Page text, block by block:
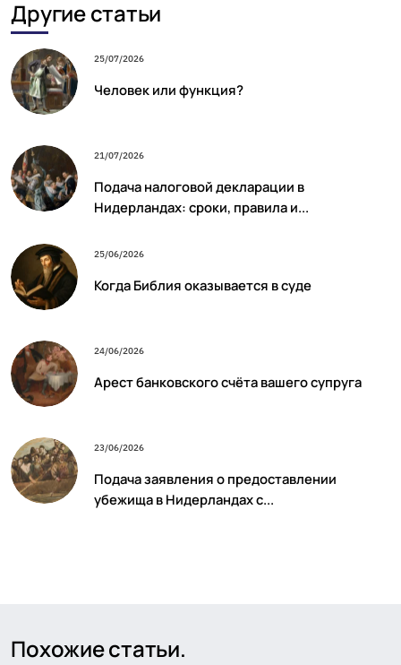
Другие статьи
25/07/2026
Человек или функция?
21/07/2026
Подача налоговой декларации в
Нидерландах: сроки, правила и...
25/06/2026
Когда Библия оказывается в суде
24/06/2026
Арест банковского счёта вашего супруга
23/06/2026
Подача заявления о предоставлении
убежища в Нидерландах с...
Похожие статьи.